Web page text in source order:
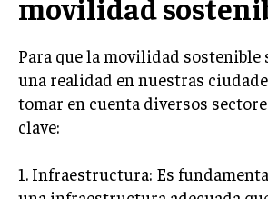
movilidad
Para que la movilidad sostenible
una realidad en nuestras
tomar en cuenta diversos
clave:
1. Infraestructura: Es